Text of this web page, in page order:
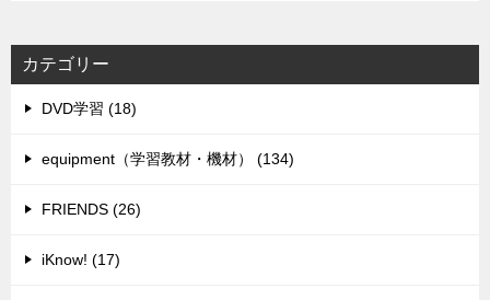
カテゴリー
DVD学習 (18)
equipment（学習教材・機材） (134)
FRIENDS (26)
iKnow! (17)